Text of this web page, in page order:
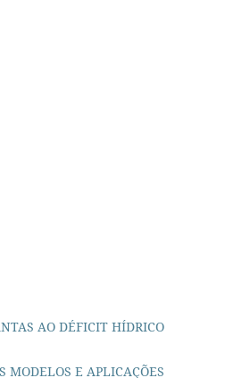
AO DÉFICIT HÍDRICO
MODELOS E APLICAÇÕES